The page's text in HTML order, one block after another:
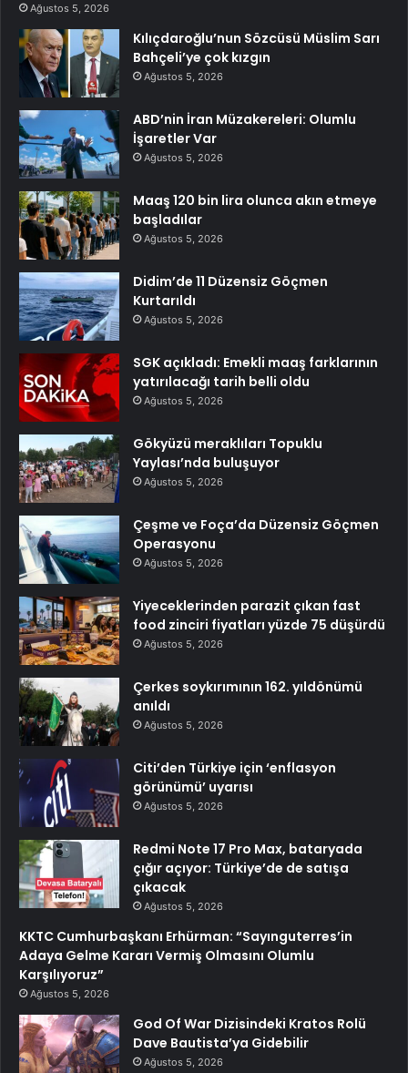
Ağustos 5, 2026
Kılıçdaroğlu’nun Sözcüsü Müslim Sarı
Bahçeli’ye çok kızgın
Ağustos 5, 2026
ABD’nin İran Müzakereleri: Olumlu
İşaretler Var
Ağustos 5, 2026
Maaş 120 bin lira olunca akın etmeye
başladılar
Ağustos 5, 2026
Didim’de 11 Düzensiz Göçmen
Kurtarıldı
Ağustos 5, 2026
SGK açıkladı: Emekli maaş farklarının
yatırılacağı tarih belli oldu
Ağustos 5, 2026
Gökyüzü meraklıları Topuklu
Yaylası’nda buluşuyor
Ağustos 5, 2026
Çeşme ve Foça’da Düzensiz Göçmen
Operasyonu
Ağustos 5, 2026
Yiyeceklerinden parazit çıkan fast
food zinciri fiyatları yüzde 75 düşürdü
Ağustos 5, 2026
Çerkes soykırımının 162. yıldönümü
anıldı
Ağustos 5, 2026
Citi’den Türkiye için ‘enflasyon
görünümü’ uyarısı
Ağustos 5, 2026
Redmi Note 17 Pro Max, bataryada
çığır açıyor: Türkiye’de de satışa
çıkacak
Ağustos 5, 2026
KKTC Cumhurbaşkanı Erhürman: “Sayınguterres’in
Adaya Gelme Kararı Vermiş Olmasını Olumlu
Karşılıyoruz”
Ağustos 5, 2026
God Of War Dizisindeki Kratos Rolü
Dave Bautista’ya Gidebilir
Ağustos 5, 2026